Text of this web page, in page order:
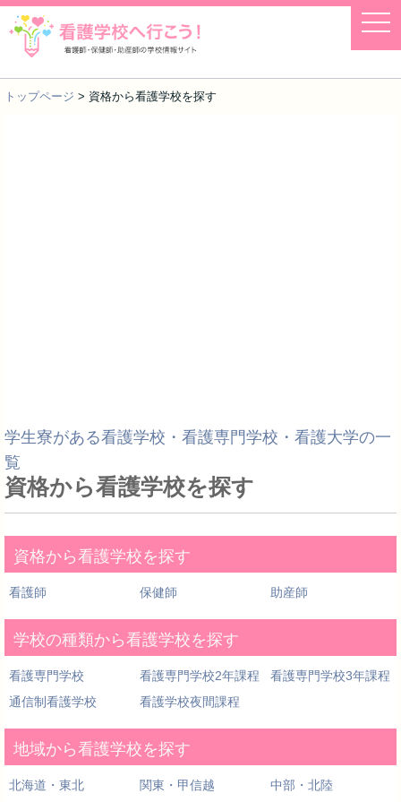
トップページ > 資格から看護学校を探す
学生寮がある看護学校・看護専門学校・看護大学の一
覧
資格から看護学校を探す
資格から看護学校を探す
看護師 保健師 助産師
学校の種類から看護学校を探す
看護専門学校 看護専門学校2年課程
看護専門学校3年課程
通信制看護学校
看護学校夜間課程
地域から看護学校を探す
北海道・東北 関東・甲信越
中部・北陸